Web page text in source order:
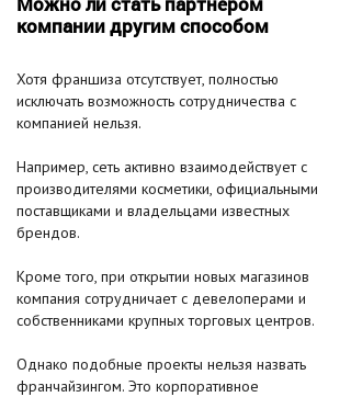
компании другим способом
Хотя франшиза отсутствует, полностью
исключать возможность сотрудничества с
компанией нельзя.
Например, сеть активно взаимодействует с
производителями косметики, официальными
поставщиками и владельцами известных
брендов.
Кроме того, при открытии новых магазинов
компания сотрудничает с девелоперами и
собственниками крупных торговых центров.
Однако подобные проекты нельзя назвать
франчайзингом. Это корпоративное